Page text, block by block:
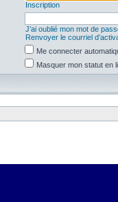
Inscription
J’ai oublié mon mot de
Renvoyer le courriel
Me connecter
Masquer mon statut en